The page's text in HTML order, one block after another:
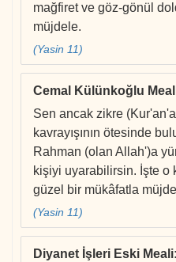
mağfiret ve göz-gönül
müjdele.
(Yasin 11)
Cemal Külünkoğlu
Sen ancak zikre
kavrayışının ötesinde
Rahman (olan Allah')a
kişiyi uyarabilirsin. İşte o
güzel bir mükâfatla
(Yasin 11)
Diyanet İşleri Eski Meali: